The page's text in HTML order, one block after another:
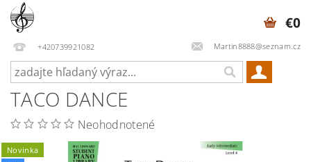
+420739921082 Martin8888@seznam.cz
€0
TACO DANCE
Neohodnotené
Novinka